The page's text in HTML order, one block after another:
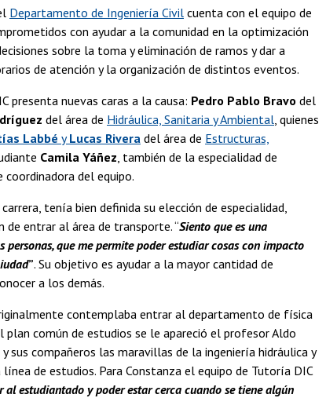
Departamento de Ingeniería Civil cuenta con el equipo de
con ayudar a la comunidad en la optimización
sobre la toma y eliminación de ramos y dar a
de atención y la organización de distintos eventos.
nuevas caras a la causa: Pedro Pablo Bravo del
del área de Hidráulica, Sanitaria y Ambiental , quienes
Labbé yLucas Rivera del área de Estructuras,
Camila Yáñez , también de la especialidad de
del equipo.
tenía bien definida su elección de especialidad,
entrar al área de transporte. “Siento que es una
que me permite poder estudiar cosas con impacto
”. Su objetivo es ayudar a la mayor cantidad de
a los demás.
contemplaba entrar al departamento de física
plan común de estudios se le apareció el profesor Aldo
sus compañeros las maravillas de la ingeniería hidráulica y
de estudios. Para Constanza el equipo de Tutoría DIC
estudiantado y poder estar cerca cuando se tiene algún